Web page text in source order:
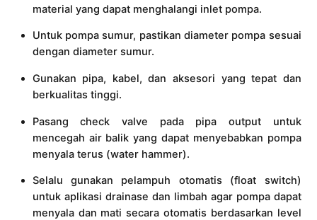
material yang dapat menghalangi inlet pompa.
Untuk pompa sumur, pastikan diameter pompa sesuai
dengan diameter sumur.
Gunakan pipa, kabel, dan aksesori yang tepat dan
berkualitas tinggi.
Pasang check valve pada pipa output untuk
mencegah air balik yang dapat menyebabkan pompa
menyala terus (water hammer).
Selalu gunakan pelampuh otomatis (float switch)
untuk aplikasi drainase dan limbah agar pompa dapat
menyala dan mati secara otomatis berdasarkan level